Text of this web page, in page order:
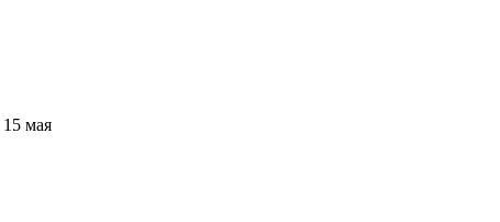
15 мая